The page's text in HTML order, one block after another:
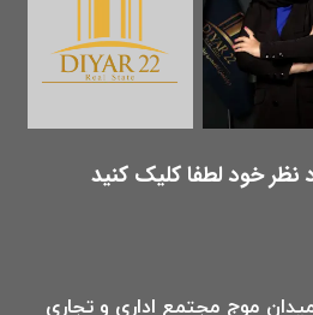
موج مجتمع اداری و تجاری
خود لطفا کلیک کنید